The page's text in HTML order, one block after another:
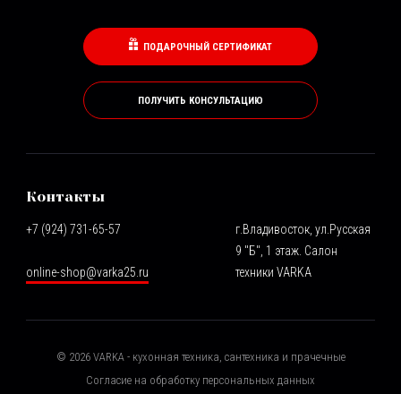
ПОДАРОЧНЫЙ СЕРТИФИКАТ
ПОЛУЧИТЬ КОНСУЛЬТАЦИЮ
Контакты
+7 (924) 731-65-57
online-shop@varka25.ru
г.Владивосток, ул.Русская
9 "Б", 1 этаж. Салон
техники VARKA
© 2026VARKA - кухонная техника, сантехника и прачечные
Согласие на обработку персональных данных